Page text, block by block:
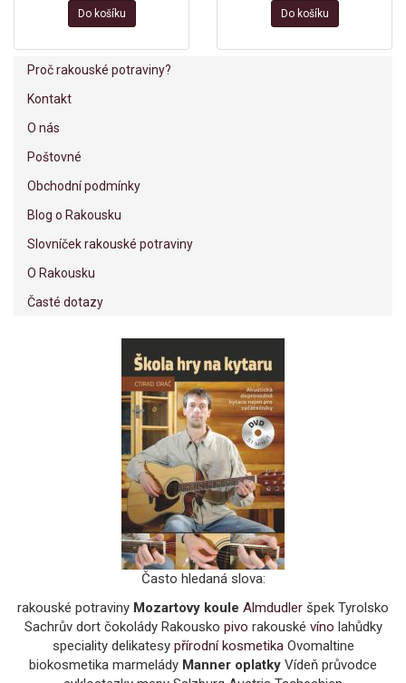
Do košíku Do košíku
Proč rakouské potraviny?
Kontakt
O nás
Poštovné
Obchodní podmínky
Blog o Rakousku
Slovníček rakouské potraviny
O Rakousku
Časté dotazy
Často hledaná slova:
rakouské potraviny Mozartovy koule Almdudler špek Tyrolsko
Sachrův dort čokolády Rakousko pivo rakouské víno lahůdky
speciality delikatesy přírodní kosmetikaOvomaltine
biokosmetika marmelády Manner oplatky Vídeň průvodce